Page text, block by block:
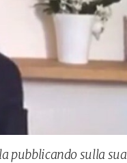
pubblicando sulla sua